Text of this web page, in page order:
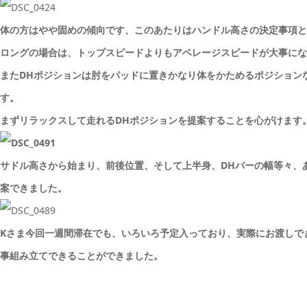
体の方はやや固めの傾向です、このあたりはハンドル高さの決定事項
ロングの場合は、トップスピードよりもアベレージスピードが大事に
またDHポジションは肘をパッドに置きかなり体をかためるポジショ
す。
まずリラックスして走れるDHポジションを提案することを心がけます
サドル高さから始まり、前後位置、そして上半身、DHバーの幅等々
案できました。
Kさま今回一週間滞在でも、いろいろ予定入っており、実際にお渡し
事組み立てできることができました。